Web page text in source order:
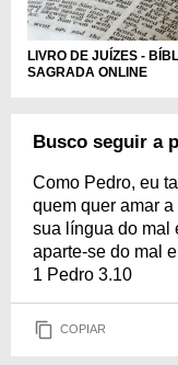
LIVRO DE JUÍZES -
SAGRADA ONLINE
Busco seguir a
Como Pedro, eu
quem quer amar
sua língua do mal
aparte-se do mal
1 Pedro 3.10
COPIAR